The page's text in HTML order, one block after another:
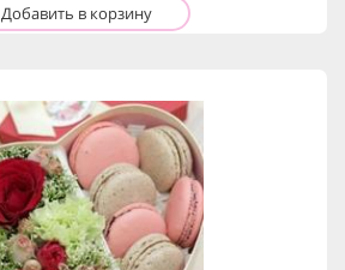
Добавить в корзину